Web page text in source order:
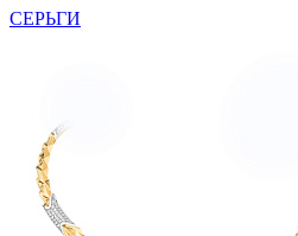
СЕРЬГИ